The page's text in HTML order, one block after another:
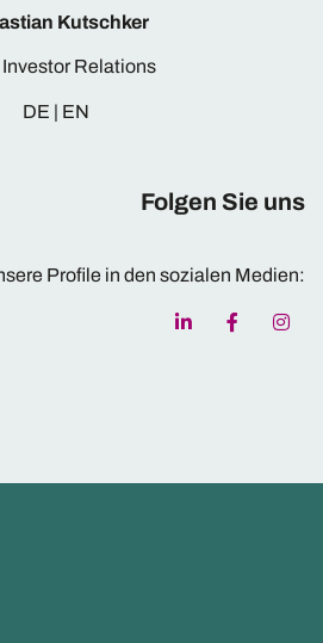
Kutschker
Investor Relations
DE | EN
Folgen Sie uns
Profile in den sozialen Medien: